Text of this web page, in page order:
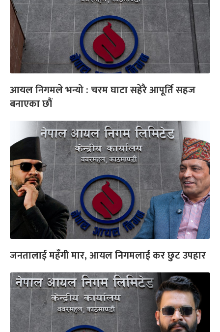
आयल निगमले भन्यो : चरम घाटा सहेरै आपूर्ति सहज
बनाएका छौं
जनतालाई महँगी मार, आयल निगमलाई कर छुट उपहार